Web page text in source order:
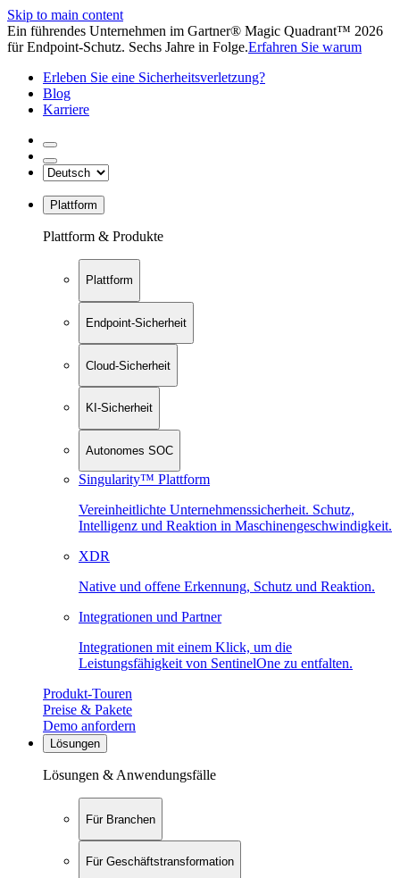
Skip to main content
Ein führendes Unternehmen im Gartner® Magic Quadrant™ 2026
für Endpoint-Schutz. Sechs Jahre in Folge.Erfahren Sie warum
Erleben Sie eine Sicherheitsverletzung?
Blog
Karriere
Plattform
Plattform & Produkte
Plattform
Endpoint-Sicherheit
Cloud-Sicherheit
KI-Sicherheit
Autonomes SOC
Singularity™ Plattform
Vereinheitlichte Unternehmenssicherheit. Schutz,
Intelligenz und Reaktion in Maschinen­geschwindigkeit.
XDR
Native und offene Erkennung, Schutz und Reaktion.
Integrationen und Partner
Integrationen mit einem Klick, um die
Leistungsfähigkeit von SentinelOne zu entfalten.
Produkt-Touren
Preise & Pakete
Demo anfordern
Lösungen
Lösungen & Anwendungsfälle
Für Branchen
Für Geschäftstransformation